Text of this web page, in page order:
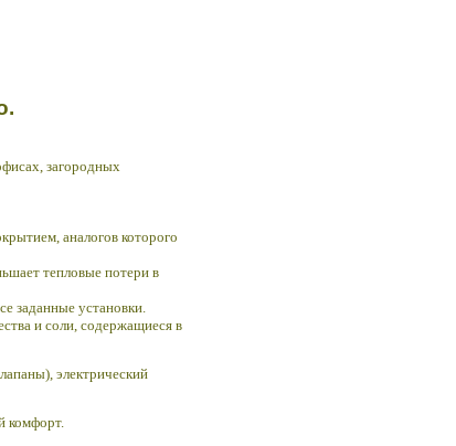
загородных
аналогов которого
тепловые потери в
заданные установки.
и соли, содержащиеся в
электрический
комфорт.